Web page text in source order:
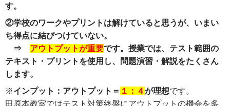
す。
②学校のワークやプリントは解けていると思うが、いまい
ち得点に結びつけていない。
⇒ アウトプットが重要です。授業では、テスト範囲の
テキスト・プリントを使用し、問題演習・解説をたくさん
します。
※インプット：アウトプット＝ １：４が理想です。
田原本教室ではテスト対策終盤にアウトプットの機会を多